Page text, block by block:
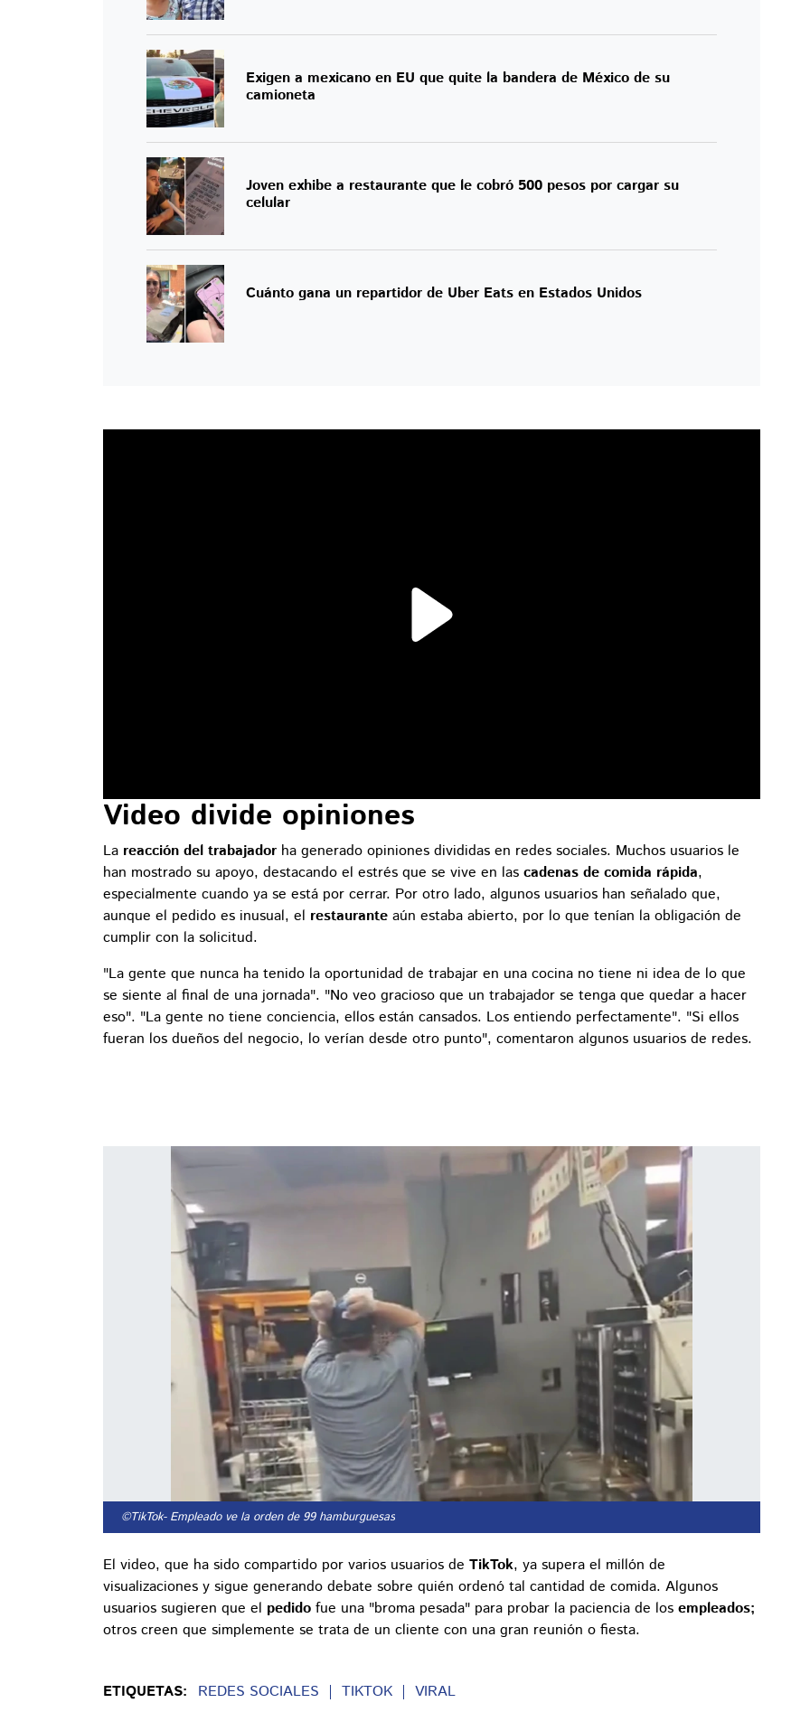
Exigen a mexicano en EU que quite la bandera de México de su
camioneta
Joven exhibe a restaurante que le cobró 500 pesos por cargar su
celular
Cuánto gana un repartidor de Uber Eats en Estados Unidos
Video divide opiniones
La reacción del trabajador ha generado opiniones divididas en redes sociales. Muchos usuarios le
han mostrado su apoyo, destacando el estrés que se vive en las cadenas de comida rápida,
especialmente cuando ya se está por cerrar. Por otro lado, algunos usuarios han señalado que,
aunque el pedido es inusual, el restaurante aún estaba abierto, por lo que tenían la obligación de
cumplir con la solicitud.
"La gente que nunca ha tenido la oportunidad de trabajar en una cocina no tiene ni idea de lo que
se siente al final de una jornada". "No veo gracioso que un trabajador se tenga que quedar a hacer
eso". "La gente no tiene conciencia, ellos están cansados. Los entiendo perfectamente". "Si ellos
fueran los dueños del negocio, lo verían desde otro punto", comentaron algunos usuarios de redes.
©TikTok- Empleado ve la orden de 99 hamburguesas
El video, que ha sido compartido por varios usuarios de TikTok, ya supera el millón de
visualizaciones y sigue generando debate sobre quién ordenó tal cantidad de comida. Algunos
usuarios sugieren que el pedido fue una "broma pesada" para probar la paciencia de los empleados;
otros creen que simplemente se trata de un cliente con una gran reunión o fiesta.
ETIQUETAS: REDES SOCIALES TIKTOK VIRAL